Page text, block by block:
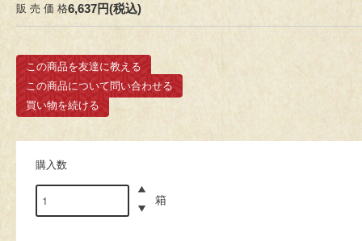
販 売 価 格6,637円(税込)
この商品を友達に教える
この商品について問い合わせる
買い物を続ける
購入数
箱